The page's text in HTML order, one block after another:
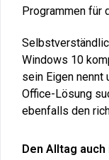
Programmen für
Windows 10
sein Eigen nennt
Office-Lösung
ebenfalls den
Den Alltag